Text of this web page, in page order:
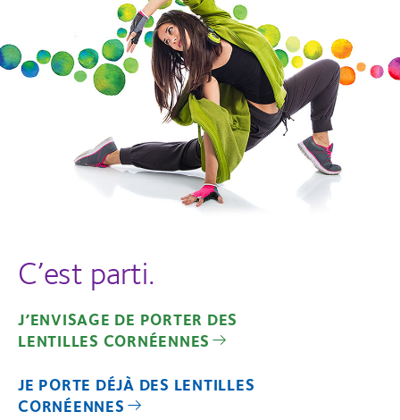
C’est parti.
J’ENVISAGE DE PORTER DES
LENTILLES CORNÉENNES
JE PORTE DÉJÀ DES LENTILLES
CORNÉENNES